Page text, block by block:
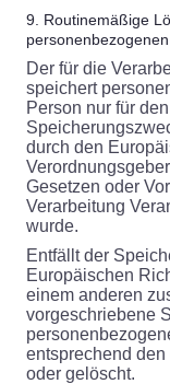
9. Routinemäßige
Der für die
speichert
Person nur für
durch den
Gesetzen oder
Verarbeitung
wurde.
Entfällt der
Europäischen
einem anderen
vorgeschriebene
entsprechend
oder gelöscht.